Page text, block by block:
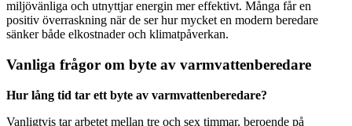
miljövänliga och utnyttjar energin mer effektivt. Många får en
positiv överraskning när de ser hur mycket en modern beredare
sänker både elkostnader och klimatpåverkan.
Vanliga frågor om byte av varmvattenberedare
Hur lång tid tar ett byte av varmvattenberedare?
Vanligtvis tar arbetet mellan tre och sex timmar, beroende på